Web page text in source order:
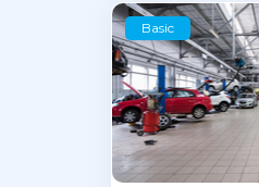
Basic